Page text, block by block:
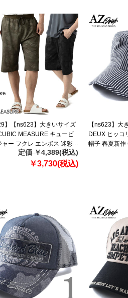
】【ns623】大きいサイズ
MEASURE キュービ
ャー フクレ エンボス 迷彩
ツ ショートパンツ ハーフ
夏新作 6753-384z 【fre】
定価 ￥4,389(税込)
￥3,730(税込)
【ns623】大
DEUX ヒッコ
帽子 春夏新